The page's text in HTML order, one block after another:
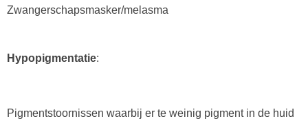
Zwangerschapsmasker/melasma
Hypopigmentatie:
Pigmentstoornissen waarbij er te weinig pigment in de huid